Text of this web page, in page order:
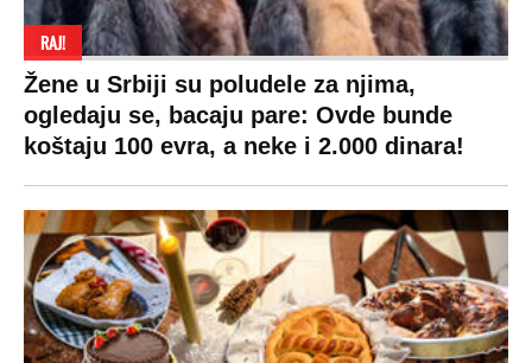
RAJ!
Žene u Srbiji su poludele za njima,
ogledaju se, bacaju pare: Ovde bunde
koštaju 100 evra, a neke i 2.000 dinara!